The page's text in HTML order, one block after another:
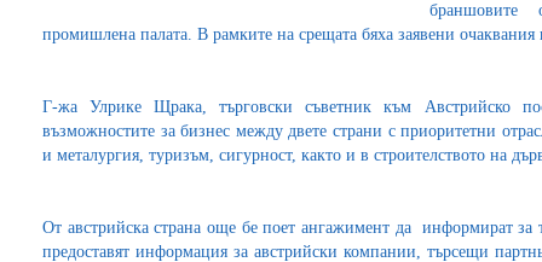
браншовите
промишлена палата. В рамките на срещата бяха заявени очаквания
Г-жа Улрике Щрака, търговски съветник към Австрийско
възможностите за бизнес между двете страни с приоритетни
и металургия, туризъм, сигурност, както и в строителството на
От австрийска страна още бе поет ангажимент да информират
предоставят информация за австрийски компании, търсещи